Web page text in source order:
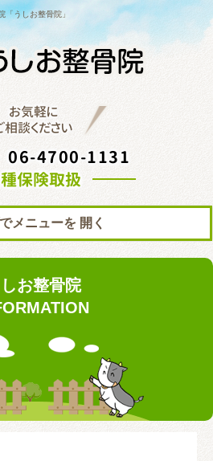
うしお整骨院」
お気軽に
相談ください
06-4700-1131
保険取扱
メニューを
料金表
お知らせ
トレーニング指導
お整骨院